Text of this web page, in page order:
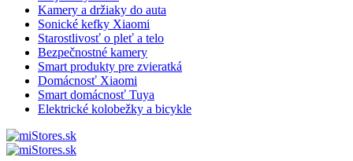
Kamery a držiaky do auta
Sonické kefky Xiaomi
Starostlivosť o pleť a telo
Bezpečnostné kamery
Smart produkty pre zvieratká
Domácnosť Xiaomi
Smart domácnosť Tuya
Elektrické kolobežky a bicykle